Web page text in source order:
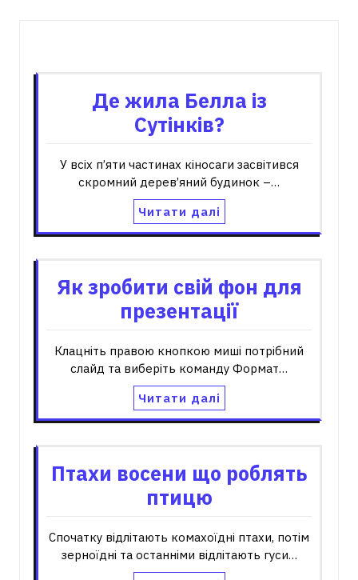
Де жила Белла із
Сутінків?
У всіх п’яти частинах кіносаги засвітився
скромний дерев’яний будинок –…
Читати далі
Як зробити свій фон для
презентації
Клацніть правою кнопкою миші потрібний
слайд та виберіть команду Формат…
Читати далі
Птахи восени що роблять
птицю
Спочатку відлітають комахоїдні птахи, потім
зерноїдні та останніми відлітають гуси…